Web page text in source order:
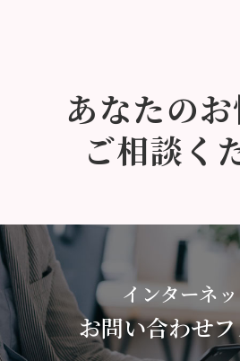
あなたのお
ご相談く
インターネ
お問い合わせ